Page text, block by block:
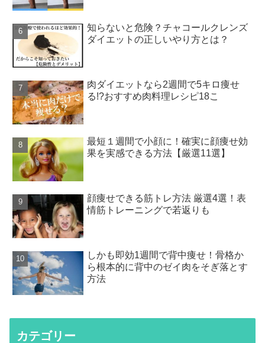
知らないと危険？チャコールクレンズ
ダイエットの正しいやり方とは？
肉ダイエットなら2週間で5キロ痩せ
る!?おすすめ肉料理レシピ18こ
最短１週間で小顔に！確実に顔痩せ効
果を実感できる方法【厳選11選】
顔痩せできる筋トレ方法 厳選4選！表
情筋トレーニングで若返りも
しかも即効1週間で背中痩せ！骨格か
ら根本的に背中のゼイ肉をそぎ落とす
方法
カテゴリー